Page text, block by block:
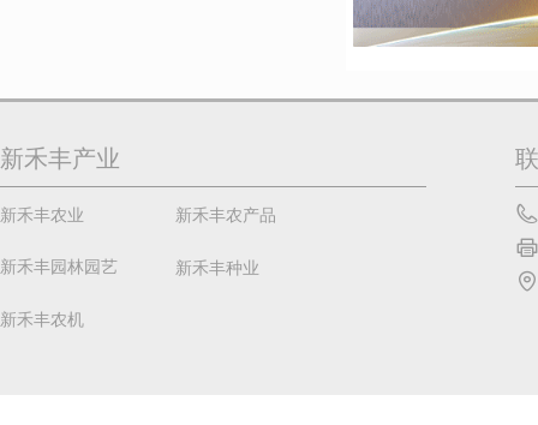
新禾丰产业
新禾丰农业
新禾丰园林园艺
新禾丰农机
新禾丰农产品
新禾丰种业